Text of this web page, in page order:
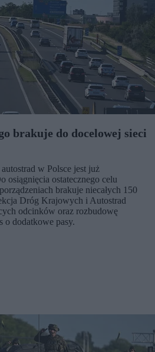
brakuje do docelowej sieci
w Polsce jest już
osiągnięcia ostatecznego celu
brakuje niecałych 150
Dróg Krajowych i Autostrad
odcinków oraz rozbudowę
o dodatkowe pasy.